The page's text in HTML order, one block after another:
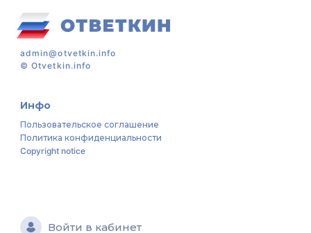
admin@otvetkin.info
©Otvetkin.info
Инфо
Пользовательское соглашение
Политика конфиденциальности
Copyright notice
Войти в кабинет